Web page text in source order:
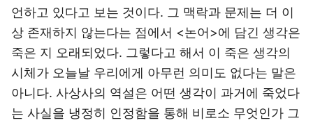
언하고 있다고 보는 것이다. 그 맥락과 문제는 더 이
상 존재하지 않는다는 점에서 <논어>에 담긴 생각은
죽은 지 오래되었다. 그렇다고 해서 이 죽은 생각의
시체가 오늘날 우리에게 아무런 의미도 없다는 말은
아니다. 사상사의 역설은 어떤 생각이 과거에 죽었다
는 사실을 냉정히 인정함을 통해 비로소 무엇인가 그